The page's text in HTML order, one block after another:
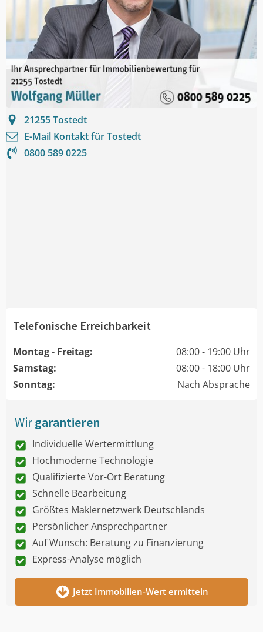
21255Tostedt
E-Mail Kontakt fürTostedt
0800 589 0225
Telefonische Erreichbarkeit
Montag - Freitag:
08:00 - 19:00 Uhr
Samstag:
08:00 - 18:00 Uhr
Sonntag:
Nach Absprache
Wirgarantieren
Individuelle Wertermittlung
Hochmoderne Technologie
Qualifizierte Vor-Ort Beratung
Schnelle Bearbeitung
Größtes Maklernetzwerk Deutschlands
Persönlicher Ansprechpartner
Auf Wunsch: Beratung zu Finanzierung
Express-Analyse möglich
Jetzt Immobilien-Wert ermitteln